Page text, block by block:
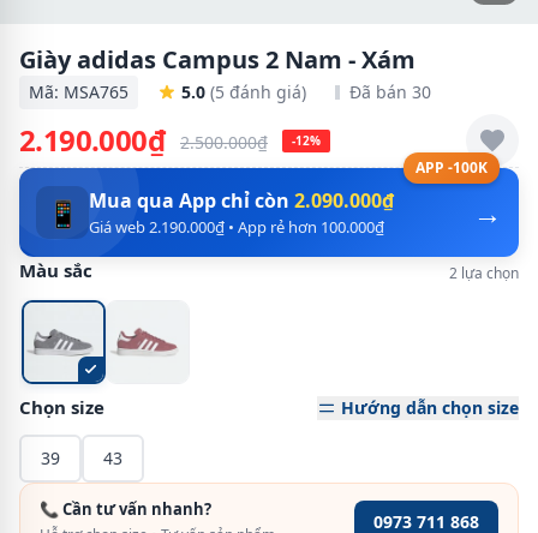
Giày adidas Campus 2 Nam - Xám
Mã: MSA765 5.0 (5 đánh giá) Đã bán 30
2.190.000₫ 2.500.000₫ -12%
APP -100K
→
📱 Mua qua App chỉ còn 2.090.000₫
Giá web 2.190.000₫ • App rẻ hơn 100.000₫
Màu sắc 2 lựa chọn
Chọn size Hướng dẫn chọn size
39 43
📞 Cần tư vấn nhanh?
0973 711 868